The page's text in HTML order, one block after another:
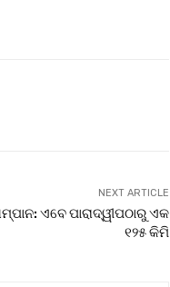
NEXT ARTICLE
ଏବେ ପାରାଦ୍ୱୀପଠାରୁ ଏକ
୧୨୫ କିମି